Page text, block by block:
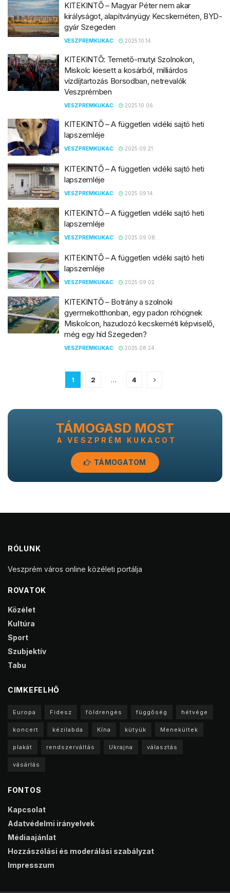
KITEKINTŐ – Magyar Péter nem akar
királyságot, alapítványügy Kecskeméten, BYD-
gyár Szegeden
VESZPREMKUKAC 2025.10.14.
KITEKINTŐ: Temető-mutyi Szolnokon,
Miskolc kiesett a kosárból, milliárdos
vízdíjtartozás Borsodban, netrevalók
Veszprémben
VESZPREMKUKAC 2025.10.06.
KITEKINTŐ – A független vidéki sajtó heti
lapszemléje
VESZPREMKUKAC 2025.09.21.
KITEKINTŐ – A független vidéki sajtó heti
lapszemléje
VESZPREMKUKAC 2025.09.14.
KITEKINTŐ – A független vidéki sajtó heti
lapszemléje
VESZPREMKUKAC 2025.09.08.
KITEKINTŐ – A független vidéki sajtó heti
lapszemléje
VESZPREMKUKAC 2025.09.02.
KITEKINTŐ – Botrány a szolnoki
gyermekotthonban, egy padon röhögnek
Miskolcon, hazudozó kecskeméti képviselő,
még egy híd Szegeden?
VESZPREMKUKAC 2025.08.24.
1 2 … 4
TÁMOGASD MOST
A VESZPRÉM KUKACOT
TÁMOGATOM
RÓLUNK
Veszprém város online közéleti portálja
ROVATOK
Közélet
Kultúra
Sport
Szubjektív
Tabu
CIMKEFELHŐ
Europa Fidesz földrengés függőség hétvége
koncert kézilabda Kína kütyük Menekültek
plakát rendszerváltás Ukrajna választás
vásárlás
FONTOS
Kapcsolat
Adatvédelmi irányelvek
Médiaajánlat
Hozzászólási és moderálási szabályzat
Impresszum